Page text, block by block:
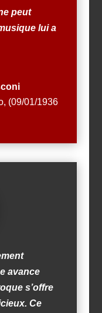
peut
lui a
, (09/01/1936
avance
s’offre
Ce